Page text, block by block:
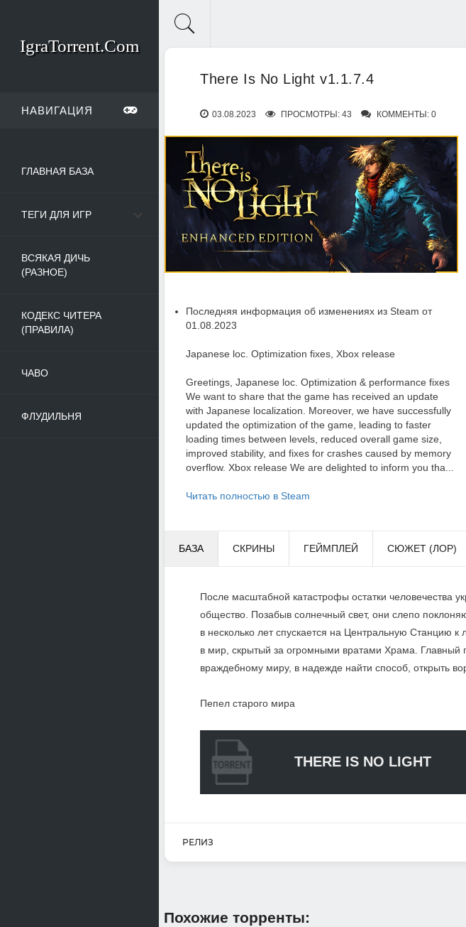
IgraTorrent.Com
НАВИГАЦИЯ
ГЛАВНАЯ БАЗА
ТЕГИ ДЛЯ ИГР
ВСЯКАЯ ДИЧЬ
(РАЗНОЕ)
КОДЕКС ЧИТЕРА
(ПРАВИЛА)
ЧАВО
ФЛУДИЛЬНЯ
There Is No Light v1.1.7.4
03.08.2023 ПРОСМОТРЫ: 43 КОММЕНТЫ: 0
Последняя информация об изменениях из Steam от
01.08.2023
Japanese loc. Optimization fixes, Xbox release
Greetings, Japanese loc. Optimization & performance fixes
We want to share that the game has received an update
with Japanese localization. Moreover, we have successfully
updated the optimization of the game, leading to faster
loading times between levels, reduced overall game size,
improved stability, and fixes for crashes caused by memory
overflow. Xbox release We are delighted to inform you tha...
Читать полностью в Steam
БАЗА СКРИНЫ ГЕЙМПЛЕЙ СЮЖЕТ (ЛОР)
После масштабной катастрофы остатки человечества
общество. Позабыв солнечный свет, они слепо
в несколько лет спускается на Центральную Станцию
в мир, скрытый за огромными вратами Храма. Главный
враждебному миру, в надежде найти способ, открыть
Пепел старого мира
THERE IS NO LIGHT
РЕЛИЗ
Похожие торренты: